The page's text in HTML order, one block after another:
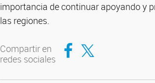
importancia de continuar apoyando y
las regiones.
Compartir en
redes sociales
Compartir en Facebook
Compartir en Twitter